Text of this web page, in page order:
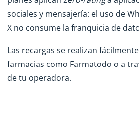
sociales y mensajería: el uso de
X no consume la franquicia de
Las recargas se realizan
farmacias como Farmatodo o a
de tu operadora.